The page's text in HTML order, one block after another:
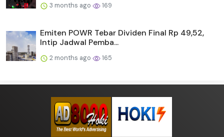
3 months ago 169
Emiten POWR Tebar Dividen Final Rp 49,52,
Intip Jadwal Pemba...
2 months ago 165